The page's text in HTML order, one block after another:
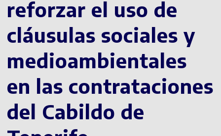
reforzar el uso de
cláusulas sociales y
medioambientales
en las contrataciones
del Cabildo de